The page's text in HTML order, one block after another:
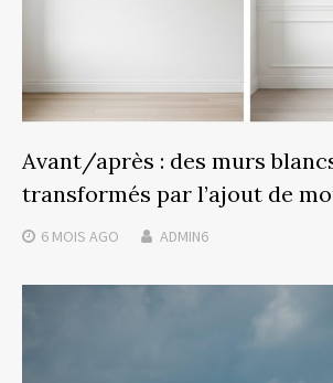
Avant/après : des murs
transformés par l’ajout de
6 MOIS AGO ADMIN6